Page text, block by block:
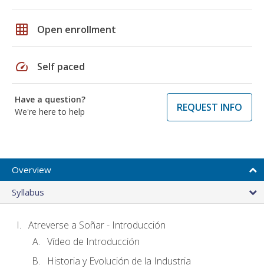
grid_on Open enrollment
speed Self paced
Have a question?
We're here to help
REQUEST INFO
Overview
Syllabus
Atreverse a Soñar - Introducción
Vídeo de Introducción
Historia y Evolución de la Industria